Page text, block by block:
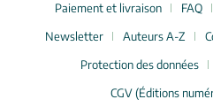
Paiement et livraison
FAQ
Newsletter
Auteurs A-Z
Protection des données
CGV (Éditions